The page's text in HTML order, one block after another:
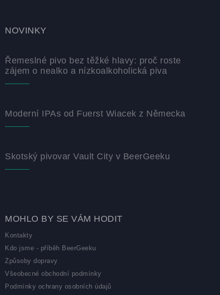
NOVINKY
Řemeslné pivo bez těžké hlavy: proč roste
zájem o nealko a nízkoalkoholická piva
Moderní IPAs od Fuerst Wiacek z Německa
Skotský pivovar Vault City v BeerGeeku
MOHLO BY SE VÁM HODIT
Kontakty
Kdo jsme - příběh BeerGeeku
Způsoby dopravy
Všeobecné obchodní podmínky
Podmínky ochrany osobních údajů